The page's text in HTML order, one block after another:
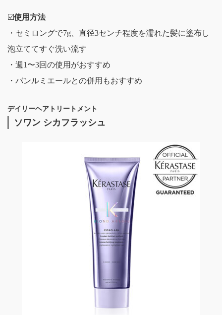
☑️使用方法
・セミロングで7g、直径3センチ程度を濡れた髪に塗布し
泡立ててすぐ洗い流す
・週1〜3回の使用がおすすめ
・バンルミエールとの併用もおすすめ
デイリーヘアトリートメント
ソワン シカフラッシュ